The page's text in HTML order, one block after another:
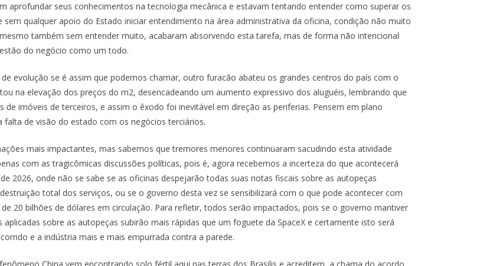
aprofundar seus conhecimentos na tecnologia mecânica e estavam tentando entender como superar os
qualquer apoio do Estado iniciar entendimento na área administrativa da oficina, condição não muito
também sem entender muito, acabaram absorvendo esta tarefa, mas de forma não intencional
do negócio como um todo.
evolução se é assim que podemos chamar, outro furacão abateu os grandes centros do país com o
na elevação dos preços do m2, desencadeando um aumento expressivo dos aluguéis, lembrando que
imóveis de terceiros, e assim o êxodo foi inevitável em direção as periferias. Pensem em plano
de visão do estado com os negócios terciários.
mais impactantes, mas sabemos que tremores menores continuaram sacudindo esta atividade
com as tragicômicas discussões políticas, pois é, agora recebemos a incerteza do que acontecerá
2026, onde não se sabe se as oficinas despejarão todas suas notas fiscais sobre as autopeças
total dos serviços, ou se o governo desta vez se sensibilizará com o que pode acontecer com
20 bilhões de dólares em circulação. Para refletir, todos serão impactados, pois se o governo mantiver
sobre as autopeças subirão mais rápidas que um foguete da SpaceX e certamente isto será
e a indústria mais e mais empurrada contra a parede.